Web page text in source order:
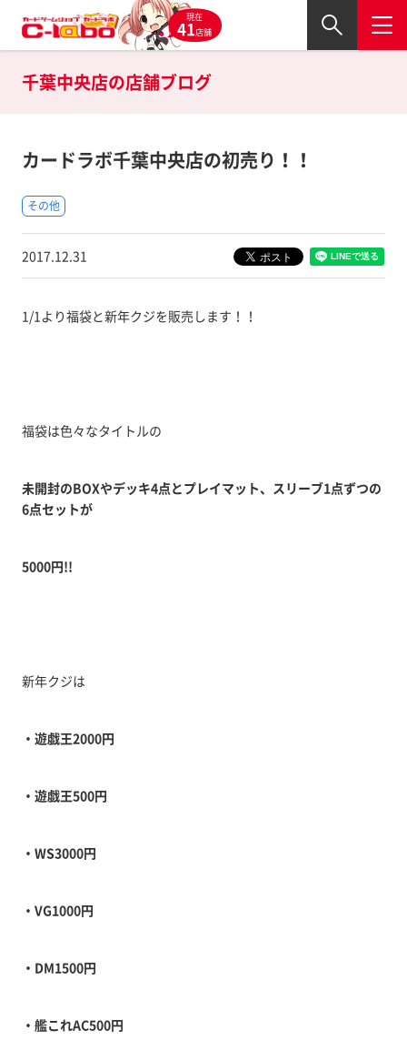
現在
41店舗
千葉中央店の店舗ブログ
カードラボ千葉中央店の初売り！！
その他
2017.12.31
1/1より福袋と新年クジを販売します！！
福袋は色々なタイトルの
未開封のBOXやデッキ4点とプレイマット、スリーブ1点ずつの
6点セットが
5000円!!
新年クジは
・遊戯王2000円
・遊戯王500円
・WS3000円
・VG1000円
・DM1500円
・艦これAC500円